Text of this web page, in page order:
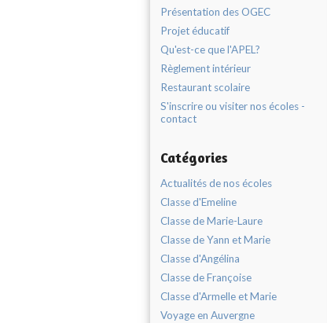
Présentation des OGEC
Projet éducatif
Qu'est-ce que l'APEL?
Règlement intérieur
Restaurant scolaire
S'inscrire ou visiter nos écoles -
contact
Catégories
Actualités de nos écoles
Classe d'Emeline
Classe de Marie-Laure
Classe de Yann et Marie
Classe d'Angélina
Classe de Françoise
Classe d'Armelle et Marie
Voyage en Auvergne